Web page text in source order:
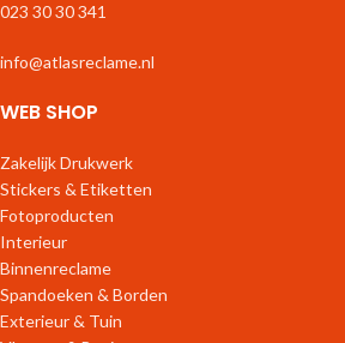
023 30 30 341
info@atlasreclame.nl
WEB SHOP
Zakelijk Drukwerk
Stickers & Etiketten
Fotoproducten
Interieur
Binnenreclame
Spandoeken & Borden
Exterieur & Tuin